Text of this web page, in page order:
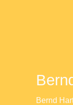
Bernd